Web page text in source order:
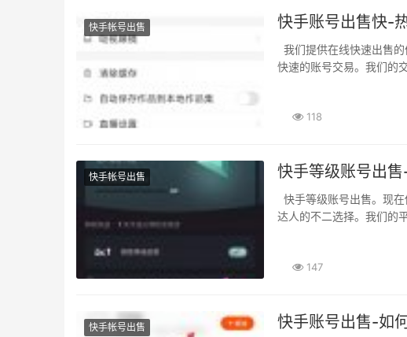
快手帐号出售 快手账号出售快-
快速的账号交易。我们的
118
快手帐号出售 快手等级账号出
达人的不二选择。我们的
147
快手帐号出售 快手账号出售-如